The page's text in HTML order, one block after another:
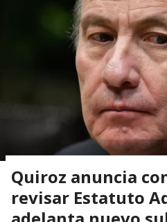
Quiroz anuncia
revisar Estatuto